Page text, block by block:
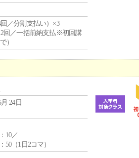
回／分割支払い）×3
回／一括前納支払※初回講
）
24日
10／
50（1日2コマ）